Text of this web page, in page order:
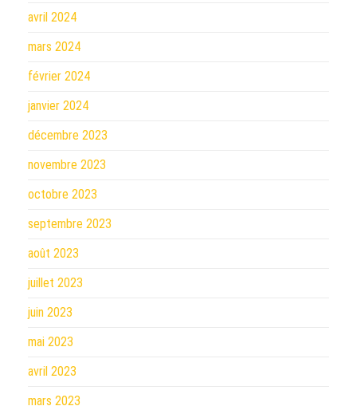
avril 2024
mars 2024
février 2024
janvier 2024
décembre 2023
novembre 2023
octobre 2023
septembre 2023
août 2023
juillet 2023
juin 2023
mai 2023
avril 2023
mars 2023